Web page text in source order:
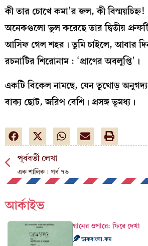
কী তার চোখে কমা’র জল, কী বিস্ময়চিহ্ন!
অনেকগুলো ভুল করেছে তার দ্বিতীয়
আসিফ গেল শহর। তুমি চাইলে, আবার
রচনাটির শিরোনাম : ‘প্রাণের অবলুপ্তি’।
একটি বিকেল নামছে, যেন তুখোড়
বাক্য ছোট, জরিপ বেশি। প্রসঙ্গ ভূমধ্য।
পূর্ববর্তী লেখা
এক শালিক : পর্ব ৭৬
আর্কাইভ
গানের ওপারে: ফিরে দেখা
ডাকবাংলা.কম